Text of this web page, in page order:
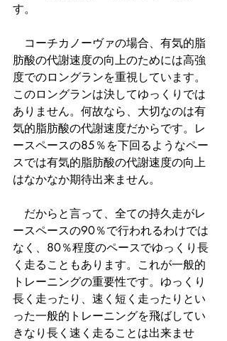
す。
コーチカノーヴァの場合、有気的脂
肪酸の代謝速度の向上のためには高強
度でのロングランを重視しています。
このロングランは決してゆっくりでは
ありません。何故なら、大切なのは有
気的脂肪酸の代謝速度だからです。レ
ースペースの85％を下回るようなペー
スでは有気的脂肪酸の代謝速度の向上
はなかなか期待出来ません。
だからと言って、全ての持久走がレ
ースペースの90％で行われるわけでは
なく、80％程度のペースでゆっくり長
く走ることもあります。これが一般的
トレーニングの重要性です。ゆっくり
長く走ったり、速く短く走ったりとい
った一般的トレーニングを飛ばしてい
きなり長く速く走ることは出来ませ